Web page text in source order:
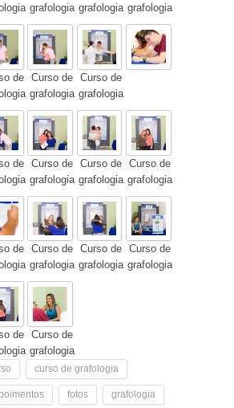
grafologia grafologia grafologia
de
Curso de
grafologia
Curso de
grafologia
de
Curso de
grafologia
Curso de
grafologia
Curso de
grafologia
de
Curso de
grafologia
Curso de
grafologia
Curso de
grafologia
de
Curso de
grafologia
curso de grafologia
fotos grafologia